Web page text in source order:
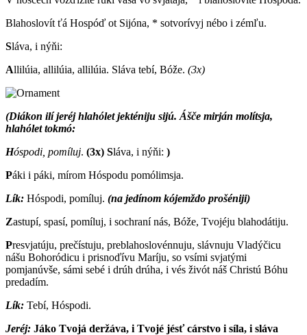
Blahoslovít ťá Hospóď ot Sijóna, * sotvorívyj nébo i zémľu.
Sláva, i nýňi:
Allilúia, allilúia, allilúia. Sláva tebí, Bóže. (3x)
(Diákon ilí jeréj hlahólet jekténiju sijú. Ášče mirján molítsja,
hlahólet tokmó:
Hóspodi, pomíluj. (3x) Sláva, i nýňi: )
Páki i páki, mírom Hóspodu pomólimsja.
Lík: Hóspodi, pomíluj. (na jedínom kójemždo prošéniji)
Zastupí, spasí, pomíluj, i sochraní nás, Bóže, Tvojéju blahodátiju.
Presvjatúju, prečístuju, preblahoslovénnuju, slávnuju Vladýčicu
nášu Bohoródicu i prisnoďívu Maríju, so vsími svjatými
pomjanúvše, sámi sebé i drúh drúha, i vés živót náš Christú Bóhu
predadím.
Lík: Tebí, Hóspodi.
Jeréj: Jáko Tvojá deržáva, i Tvojé jésť cárstvo i síla, i sláva